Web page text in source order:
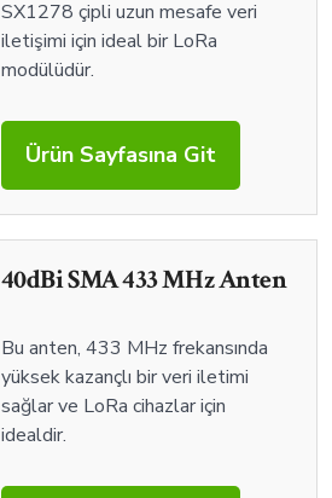
SX1278 çipli uzun mesafe veri
iletişimi için ideal bir LoRa
modülüdür.
Ürün Sayfasına Git
40dBi SMA 433 MHz Anten
Bu anten, 433 MHz frekansında
yüksek kazançlı bir veri iletimi
sağlar ve LoRa cihazlar için
idealdir.